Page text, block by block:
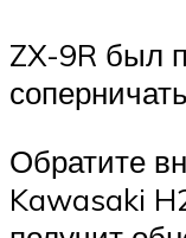
ZX-9R был
Обратите
Kawasaki